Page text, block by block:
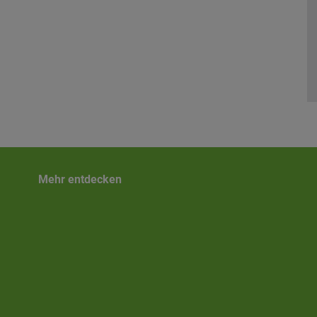
Mehr entdecken